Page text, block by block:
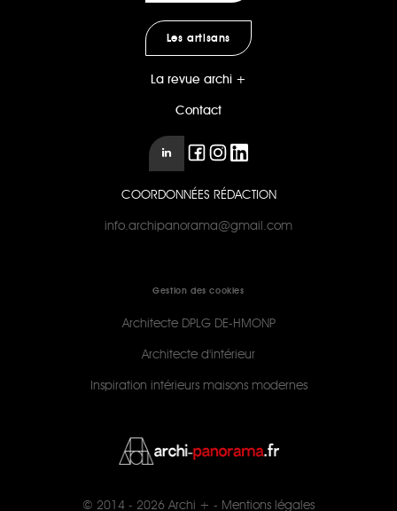
Les artisans
La revue archi +
Contact
COORDONNÉES RÉDACTION
info.archipanorama@gmail.com
Gestion des cookies
Architecte DPLG DE-HMONP
Architecte d'intérieur
Inspiration intérieurs maisons modernes
© 2014 - 2026 Archi + - Mentions légales